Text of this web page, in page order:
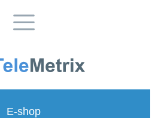
E-shop